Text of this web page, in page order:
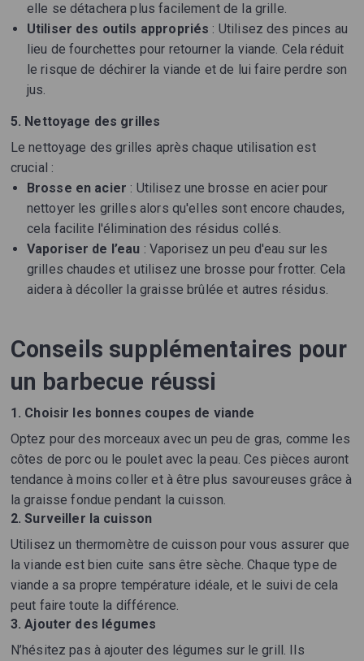
elle se détachera plus facilement de la grille.
Utiliser des outils appropriés : Utilisez des pinces au
lieu de fourchettes pour retourner la viande. Cela réduit
le risque de déchirer la viande et de lui faire perdre son
jus.
5. Nettoyage des grilles
Le nettoyage des grilles après chaque utilisation est
crucial :
Brosse en acier : Utilisez une brosse en acier pour
nettoyer les grilles alors qu'elles sont encore chaudes,
cela facilite l'élimination des résidus collés.
Vaporiser de l’eau : Vaporisez un peu d'eau sur les
grilles chaudes et utilisez une brosse pour frotter. Cela
aidera à décoller la graisse brûlée et autres résidus.
Conseils supplémentaires pour
un barbecue réussi
1. Choisir les bonnes coupes de viande
Optez pour des morceaux avec un peu de gras, comme les
côtes de porc ou le poulet avec la peau. Ces pièces auront
tendance à moins coller et à être plus savoureuses grâce à
la graisse fondue pendant la cuisson.
2. Surveiller la cuisson
Utilisez un thermomètre de cuisson pour vous assurer que
la viande est bien cuite sans être sèche. Chaque type de
viande a sa propre température idéale, et le suivi de cela
peut faire toute la différence.
3. Ajouter des légumes
N’hésitez pas à ajouter des légumes sur le grill. Ils